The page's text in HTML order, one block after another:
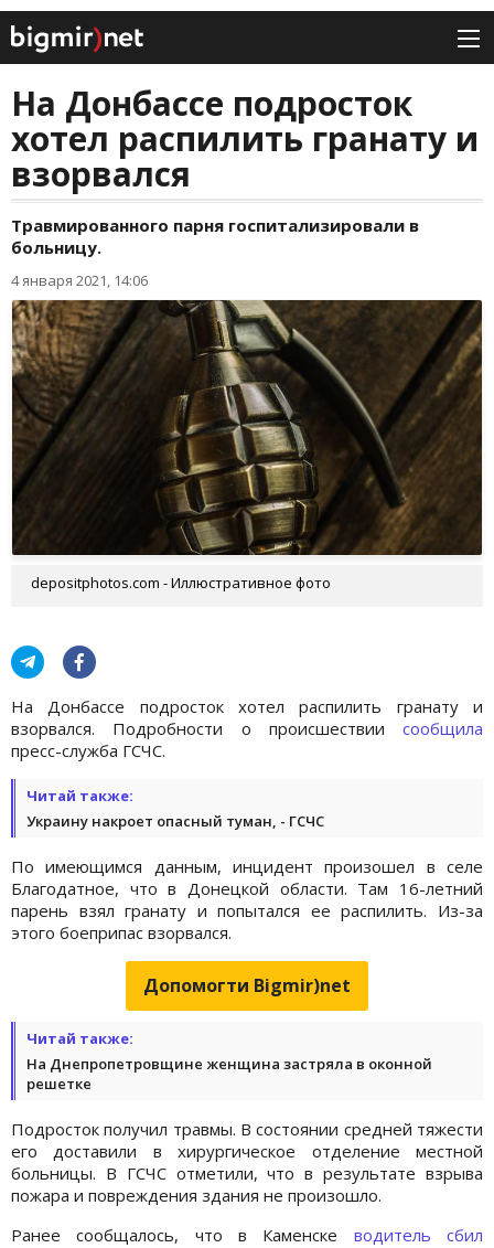
На Донбассе подросток
хотел распилить гранату и
взорвался
Травмированного парня госпитализировали в
больницу.
4 января 2021, 14:06
depositphotos.com - Иллюстративное фото
На Донбассе подросток хотел распилить гранату и
взорвался. Подробности о происшествии сообщила
пресс-служба ГСЧС.
Читай также:
Украину накроет опасный туман, - ГСЧС
По имеющимся данным, инцидент произошел в селе
Благодатное, что в Донецкой области. Там 16-летний
парень взял гранату и попытался ее распилить. Из-за
этого боеприпас взорвался.
Допомогти Bigmir)net
Читай также:
На Днепропетровщине женщина застряла в оконной
решетке
Подросток получил травмы. В состоянии средней тяжести
его доставили в хирургическое отделение местной
больницы. В ГСЧС отметили, что в результате взрыва
пожара и повреждения здания не произошло.
Ранее сообщалось, что в Каменске водитель сбил